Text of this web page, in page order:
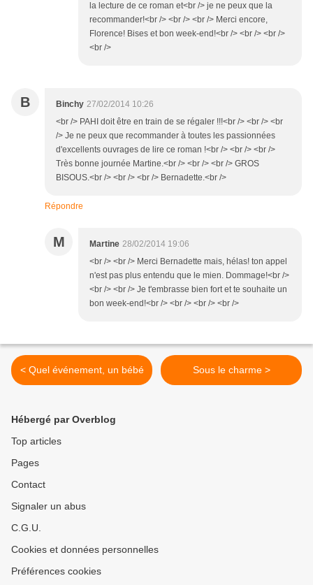
la lecture de ce roman et<br /> je ne peux que la
recommander!<br /> <br /> <br /> Merci encore,
Florence! Bises et bon week-end!<br /> <br /> <br />
<br />
B Binchy 27/02/2014 10:26
<br /> PAHI doit être en train de se régaler !!!<br /> <br /> <br
/> Je ne peux que recommander à toutes les passionnées
d'excellents ouvrages de lire ce roman !<br /> <br /> <br />
Très bonne journée Martine.<br /> <br /> <br /> GROS
BISOUS.<br /> <br /> <br /> Bernadette.<br />
Répondre
M Martine 28/02/2014 19:06
<br /> <br /> Merci Bernadette mais, hélas! ton appel
n'est pas plus entendu que le mien. Dommage!<br />
<br /> <br /> Je t'embrasse bien fort et te souhaite un
bon week-end!<br /> <br /> <br /> <br />
< Quel événement, un bébé Sous le charme >
Hébergé par Overblog
Top articles
Pages
Contact
Signaler un abus
C.G.U.
Cookies et données personnelles
Préférences cookies